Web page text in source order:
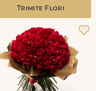
Trimite Flori